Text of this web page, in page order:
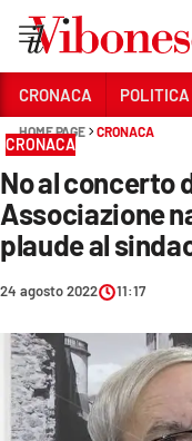
Sezioni
CRONACA
POLITICA
SOCIETÀ
CULTURA
CRONACA POLITICA
HOME PAGE CRONACA
CRONACA
No al concerto
Associazione
plaude al
24 agosto 2022 11:17